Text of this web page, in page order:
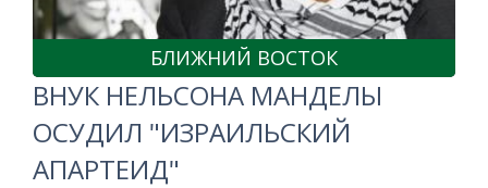
БЛИЖНИЙ ВОСТОК
ВНУК НЕЛЬСОНА МАНДЕЛЫ
ОСУДИЛ "ИЗРАИЛЬСКИЙ
АПАРТЕИД"